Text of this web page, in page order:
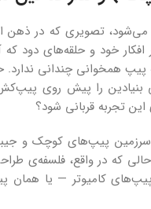
می‌شود، تصویری که در ذهن
افکار خود و حلقه‌های
پیپ همخوانی چندانی
را پیش روی
تجربه قربانی شود؟
پیپ‌های کوچک و
که در واقع، فلسفه‌ی
پیپ‌های کامیوتر — یا